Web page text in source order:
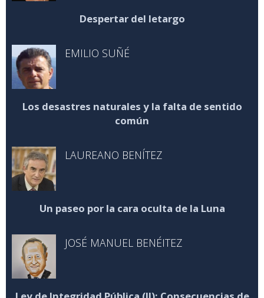
Despertar del letargo
EMILIO SUÑÉ
Los desastres naturales y la falta de sentido
común
LAUREANO BENÍTEZ
Un paseo por la cara oculta de la Luna
JOSÉ MANUEL BENÉITEZ